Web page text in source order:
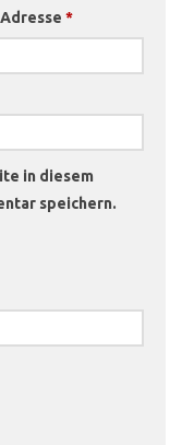
*
in diesem
speichern.